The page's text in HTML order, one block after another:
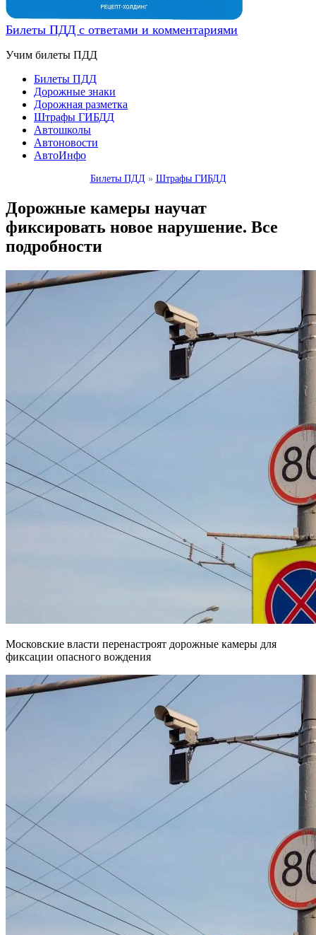
Билеты ПДД с ответами и комментариями
Учим билеты ПДД
Билеты ПДД
Дорожные знаки
Дорожная разметка
Штрафы ГИБДД
Автошколы
Автоновости
АвтоИнфо
Билеты ПДД » Штрафы ГИБДД
Дорожные камеры научат
фиксировать новое нарушение. Все
подробности
Московские власти перенастроят дорожные камеры для
фиксации опасного вождения